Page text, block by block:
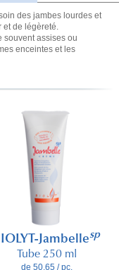
des jambes lourdes et
et de légèreté.
souvent assises ou
enceintes et les
Jambellesp
Tube 250 ml
de 50.65 / pc.